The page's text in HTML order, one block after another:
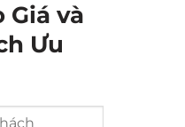
Giá và
Ưu